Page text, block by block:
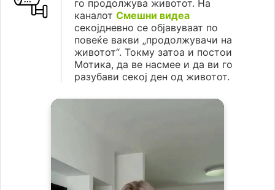
го продолжува животот. На
каналот Смешни видеа
секојдневно се објавуваат по
повеќе вакви „продолжувачи на
животот“. Токму затоа и постои
Мотика, да ве насмее и да ви го
разубави секој ден од животот.